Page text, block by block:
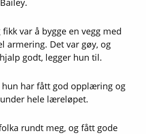
var å bygge en vegg med
armering. Det var gøy, og
godt, legger hun til.
har fått god opplæring og
hele læreløpet.
rundt meg, og fått gode